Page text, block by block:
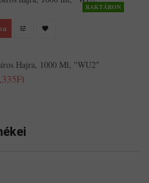
RAKTÁRON
Hajra, 1000 Ml, "WU2"